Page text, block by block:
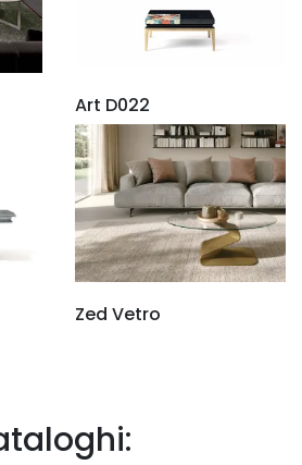
Art D022
Zed Vetro